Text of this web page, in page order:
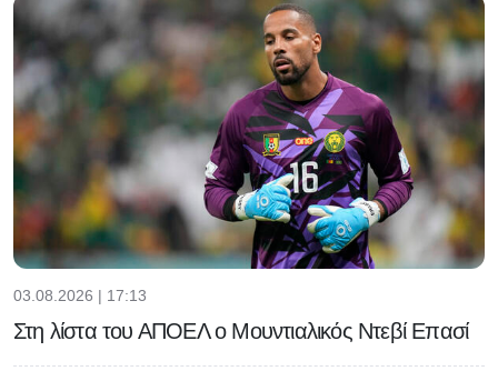
03.08.2026 | 17:13
Στη λίστα του ΑΠΟΕΛ ο Μουντιαλικός Ντεβί Επασί